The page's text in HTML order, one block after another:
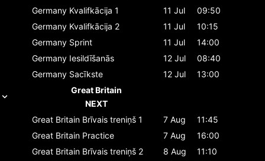
Germany Kvalifkācija 1 11 Jul
09:50
Germany Kvalifkācija 2 11 Jul
10:15
Germany Sprint 11 Jul
14:00
Germany Iesildīšanās 12 Jul
08:40
Germany Sacīkste 12 Jul
13:00
Great Britain
NEXT
Great Britain Brīvais treniņš 1 7 Aug
11:45
Great Britain Practice 7 Aug
16:00
Great Britain Brīvais treniņš 2 8 Aug
11:10